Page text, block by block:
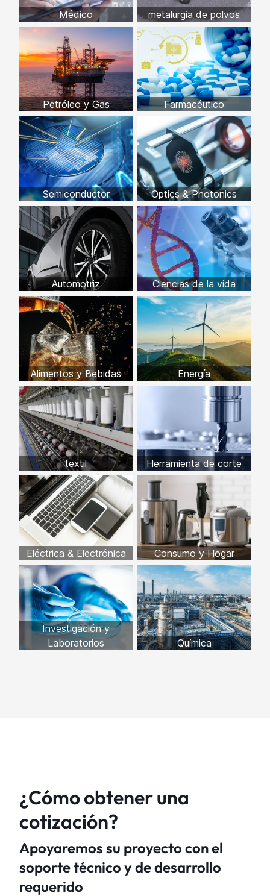
Médico metalurgia de polvos
Petróleo y Gas Farmacéutico
Semiconductor Optics & Photonics
Automotriz Ciencias de la vida
Alimentos y Bebidas Energía
textil Herramienta de corte
Eléctrica & Electrónica Consumo y Hogar
Investigación y
Laboratorios
Química
¿Cómo obtener una
cotización?
Apoyaremos su proyecto con el
soporte técnico y de desarrollo
requerido